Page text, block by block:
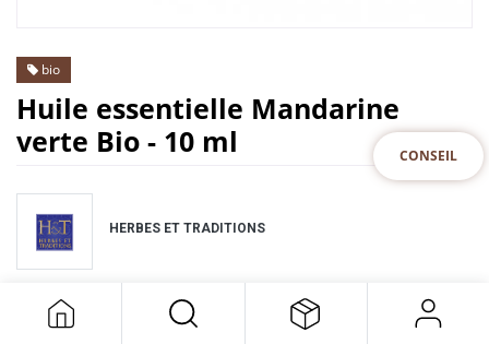
CONSEIL
bio
Huile essentielle Mandarine
verte Bio - 10 ml
HERBES ET TRADITIONS
11,50